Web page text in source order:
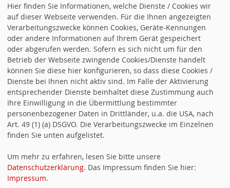
Kontakt
zur SPD-Geschäftsstelle
SPD-Bürger*innenbüro Bamberg
Geschäftsstellenleiterin Cornelia Daig-Kastura
Luitpoldstraße 48 a
Telefon: +49 951 23 376
fax: +49 951 21 868
E-Mail:buero@spd-bamberg.de
Hier finden Sie Informationen, welche Dienste / Cookies wir
auf dieser Webseite verwenden. Für die Ihnen angezeigten
Verarbeitungszwecke können Cookies, Geräte-Kennungen
oder andere Informationen auf Ihrem Gerät gespeichert
oder abgerufen werden. Sofern es sich nicht um für den
Betrieb der Webseite zwingende Cookies/Dienste handelt
können Sie diese hier konfigurieren, so dass diese Cookies /
Dienste bei Ihnen nicht aktiv sind. Im Falle der Aktivierung
entsprechender Dienste beinhaltet diese Zustimmung auch
Ihre Einwilligung in die Übermittlung bestimmter
personenbezogener Daten in Drittländer, u.a. die USA, nach
Art. 49 (1) (a) DSGVO. Die Verarbeitungszwecke im Einzelnen
finden Sie unten aufgelistet.
Um mehr zu erfahren, lesen Sie bitte unsere
Datenschutzerklärung. Das Impressum finden Sie hier:
Impressum.